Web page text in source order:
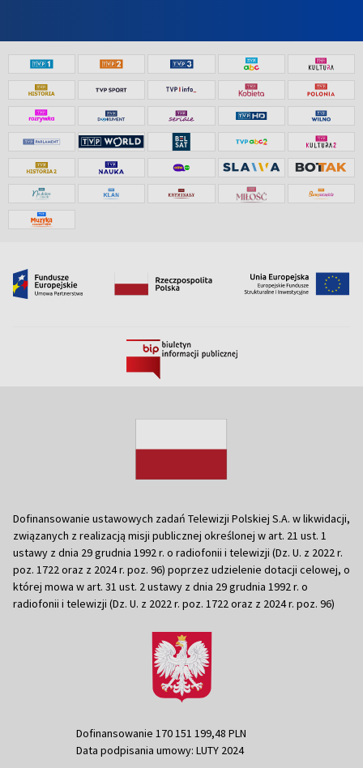
Dofinansowanie ustawowych zadań Telewizji Polskiej S.A. w likwidacji,
związanych z realizacją misji publicznej określonej w art. 21 ust. 1
ustawy z dnia 29 grudnia 1992 r. o radiofonii i telewizji (Dz. U. z 2022 r.
poz. 1722 oraz z 2024 r. poz. 96) poprzez udzielenie dotacji celowej, o
której mowa w art. 31 ust. 2 ustawy z dnia 29 grudnia 1992 r. o
radiofonii i telewizji (Dz. U. z 2022 r. poz. 1722 oraz z 2024 r. poz. 96)
Dofinansowanie 170 151 199,48 PLN
Data podpisania umowy: LUTY 2024